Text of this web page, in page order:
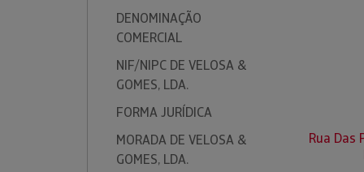
DENOMINAÇÃO
COMERCIAL
NIF/NIPC DE VELOSA &
GOMES, LDA.
FORMA JURÍDICA
MORADA DE VELOSA &
GOMES, LDA.
Rua Das